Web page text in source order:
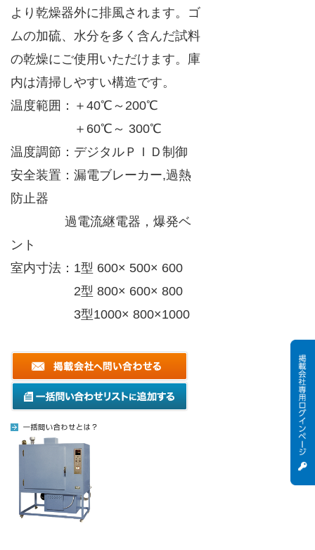
より乾燥器外に排風されます。ゴ
ムの加硫、水分を多く含んだ試料
の乾燥にご使用いただけます。庫
内は清掃しやすい構造です。
温度範囲：＋40℃～200℃
＋60℃～ 300℃
温度調節：デジタルＰＩＤ制御
安全装置：漏電ブレーカー,過熱
防止器
過電流継電器，爆発ベ
ント
室内寸法：1型 600× 500× 600
2型 800× 600× 800
3型1000× 800×1000